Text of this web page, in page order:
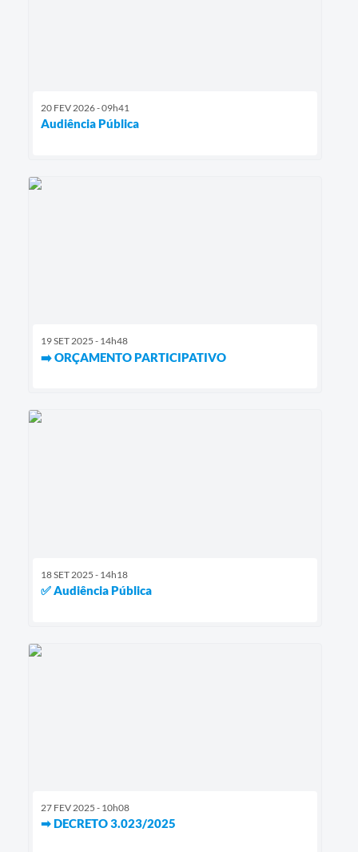
20 FEV 2026 - 09h41
Audiência Pública
19 SET 2025 - 14h48
➡️ ORÇAMENTO PARTICIPATIVO
18 SET 2025 - 14h18
✅ Audiência Pública
27 FEV 2025 - 10h08
➡ DECRETO 3.023/2025